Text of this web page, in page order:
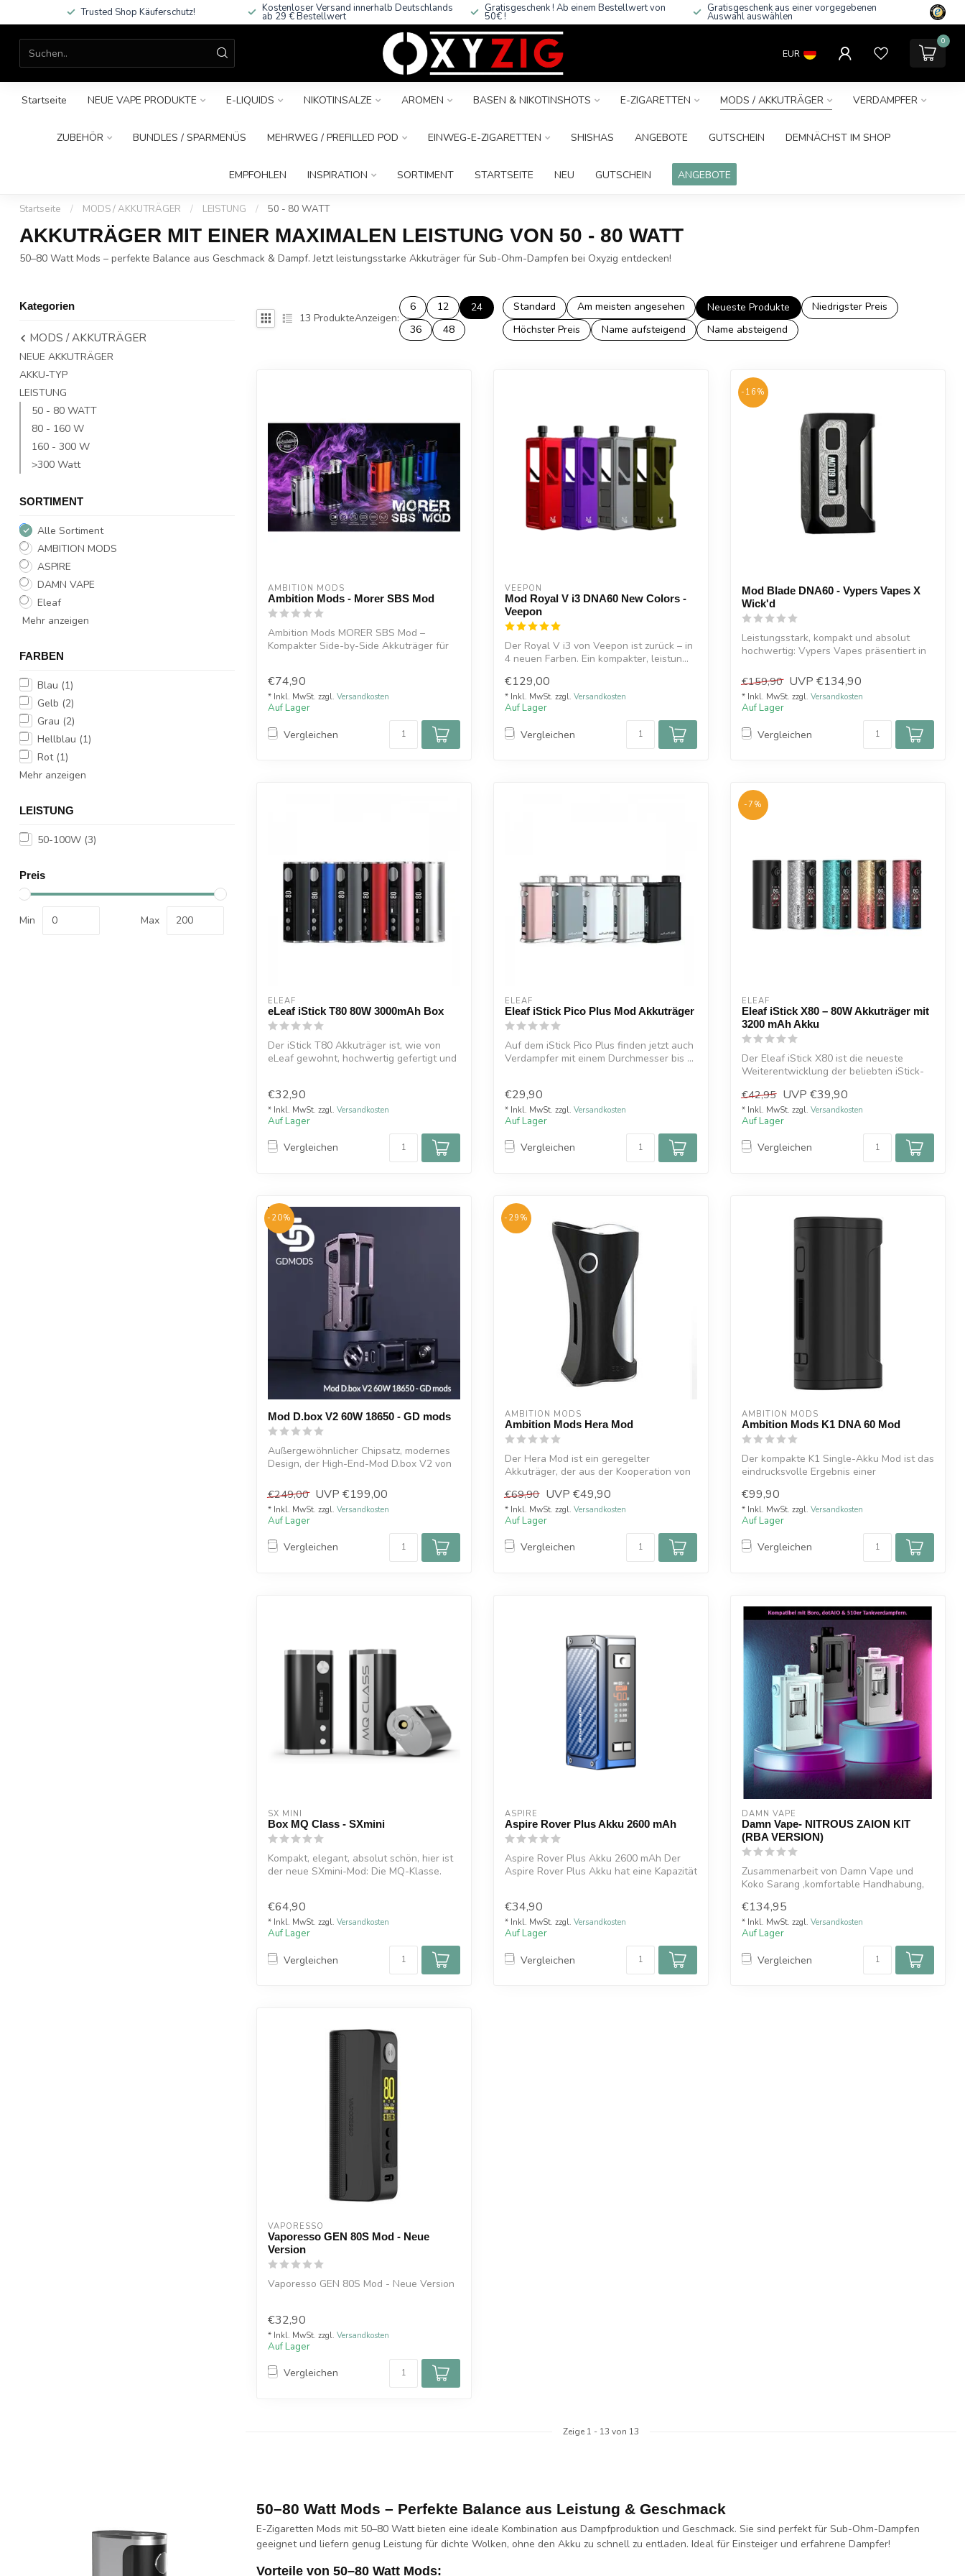
Trusted Shop Käuferschutz! Kostenloser Versand innerhalb Deutschlands
ab 29 € Bestellwert
Gratisgeschenk ! Ab einem Bestellwert von
50€ !
Gratisgeschenk aus einer vorgegebenen
Auswahl auswählen
EUR
0
Startseite NEUE VAPE PRODUKTE E-LIQUIDS NIKOTINSALZE AROMEN BASEN & NIKOTINSHOTS E-ZIGARETTEN MODS / AKKUTRÄGER VERDAMPFER
ZUBEHÖR BUNDLES / SPARMENÜS MEHRWEG / PREFILLED POD EINWEG-E-ZIGARETTEN SHISHAS ANGEBOTE GUTSCHEIN DEMNÄCHST IM SHOP
EMPFOHLEN INSPIRATION SORTIMENT STARTSEITE NEU GUTSCHEIN ANGEBOTE
Startseite / MODS / AKKUTRÄGER / LEISTUNG / 50 - 80 WATT
AKKUTRÄGER MIT EINER MAXIMALEN LEISTUNG VON 50 - 80 WATT
50–80 Watt Mods – perfekte Balance aus Geschmack & Dampf. Jetzt leistungsstarke Akkuträger für Sub-Ohm-Dampfen bei Oxyzig entdecken!
Kategorien
MODS / AKKUTRÄGER
NEUE AKKUTRÄGER
AKKU-TYP
LEISTUNG
50 - 80 WATT
80 - 160 W
160 - 300 W
>300 Watt
SORTIMENT
Alle Sortiment
AMBITION MODS
ASPIRE
DAMN VAPE
Eleaf
Mehr anzeigen
FARBEN
Blau (1)
Gelb (2)
Grau (2)
Hellblau (1)
Rot (1)
Mehr anzeigen
LEISTUNG
50-100W (3)
Preis
Min Max
13 ProdukteAnzeigen:
6 12
24
36
48
Standard Am meisten angesehen Neueste Produkte
Niedrigster Preis
Höchster Preis
Name aufsteigend Name absteigend
AMBITION MODS
Ambition Mods - Morer SBS Mod
Ambition Mods MORER SBS Mod –
Kompakter Side-by-Side Akkuträger für
€74,90
* Inkl. MwSt. zzgl. Versandkosten
Auf Lager
Vergleichen
VEEPON
Mod Royal V i3 DNA60 New Colors -
Veepon
Der Royal V i3 von Veepon ist zurück – in
4 neuen Farben. Ein kompakter, leistun...
€129,00
* Inkl. MwSt. zzgl. Versandkosten
Auf Lager
Vergleichen
-16%
Mod Blade DNA60 - Vypers Vapes X
Wick'd
Leistungsstark, kompakt und absolut
hochwertig: Vypers Vapes präsentiert in
€159,90 UVP €134,90
* Inkl. MwSt. zzgl. Versandkosten
Auf Lager
Vergleichen
ELEAF
eLeaf iStick T80 80W 3000mAh Box
Der iStick T80 Akkuträger ist, wie von
eLeaf gewohnt, hochwertig gefertigt und
€32,90
* Inkl. MwSt. zzgl. Versandkosten
Auf Lager
Vergleichen
ELEAF
Eleaf iStick Pico Plus Mod Akkuträger
Auf dem iStick Pico Plus finden jetzt auch
Verdampfer mit einem Durchmesser bis ...
€29,90
* Inkl. MwSt. zzgl. Versandkosten
Auf Lager
Vergleichen
-7%
ELEAF
Eleaf iStick X80 – 80W Akkuträger mit
3200 mAh Akku
Der Eleaf iStick X80 ist die neueste
Weiterentwicklung der beliebten iStick-
€42,95 UVP €39,90
* Inkl. MwSt. zzgl. Versandkosten
Auf Lager
Vergleichen
-20%
Mod D.box V2 60W 18650 - GD mods
Außergewöhnlicher Chipsatz, modernes
Design, der High-End-Mod D.box V2 von
€249,00 UVP €199,00
* Inkl. MwSt. zzgl. Versandkosten
Auf Lager
Vergleichen
-29%
AMBITION MODS
Ambition Mods Hera Mod
Der Hera Mod ist ein geregelter
Akkuträger, der aus der Kooperation von
€69,90 UVP €49,90
* Inkl. MwSt. zzgl. Versandkosten
Auf Lager
Vergleichen
AMBITION MODS
Ambition Mods K1 DNA 60 Mod
Der kompakte K1 Single-Akku Mod ist das
eindrucksvolle Ergebnis einer
€99,90
* Inkl. MwSt. zzgl. Versandkosten
Auf Lager
Vergleichen
SX MINI
Box MQ Class - SXmini
Kompakt, elegant, absolut schön, hier ist
der neue SXmini-Mod: Die MQ-Klasse.
€64,90
* Inkl. MwSt. zzgl. Versandkosten
Auf Lager
Vergleichen
ASPIRE
Aspire Rover Plus Akku 2600 mAh
Aspire Rover Plus Akku 2600 mAh Der
Aspire Rover Plus Akku hat eine Kapazität
€34,90
* Inkl. MwSt. zzgl. Versandkosten
Auf Lager
Vergleichen
DAMN VAPE
Damn Vape- NITROUS ZAION KIT
(RBA VERSION)
Zusammenarbeit von Damn Vape und
Koko Sarang ,komfortable Handhabung,
€134,95
* Inkl. MwSt. zzgl. Versandkosten
Auf Lager
Vergleichen
VAPORESSO
Vaporesso GEN 80S Mod - Neue
Version
Vaporesso GEN 80S Mod - Neue Version
€32,90
* Inkl. MwSt. zzgl. Versandkosten
Auf Lager
Vergleichen
Zeige 1 - 13 von 13
50–80 Watt Mods – Perfekte Balance aus Leistung & Geschmack
E-Zigaretten Mods mit 50–80 Wattbieten eine ideale Kombination aus Dampfproduktion und Geschmack. Sie sind perfekt für Sub-Ohm-Dampfen
geeignet und liefern genug Leistung für dichte Wolken, ohne den Akku zu schnell zu entladen. Ideal für Einsteiger und erfahrene Dampfer!
Vorteile von 50–80 Watt Mods: